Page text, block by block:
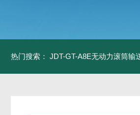
热门搜索： JDT-GT-A8E无动力滚筒输